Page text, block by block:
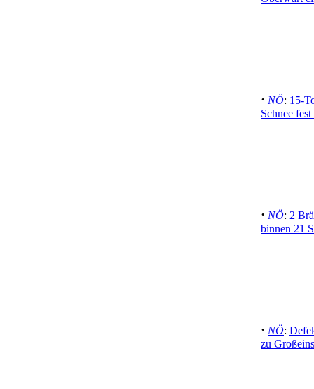
· NÖ: 15-
Schnee
· NÖ: 2
binnen 21
· NÖ:
zu